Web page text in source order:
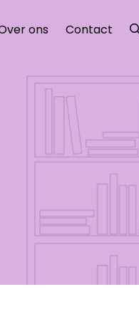
ons Contact